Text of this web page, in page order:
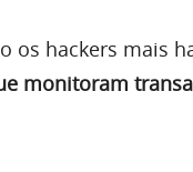
os hackers mais
monitoram